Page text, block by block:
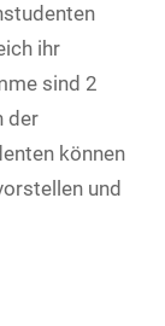
ihr
sind 2
der
können
und